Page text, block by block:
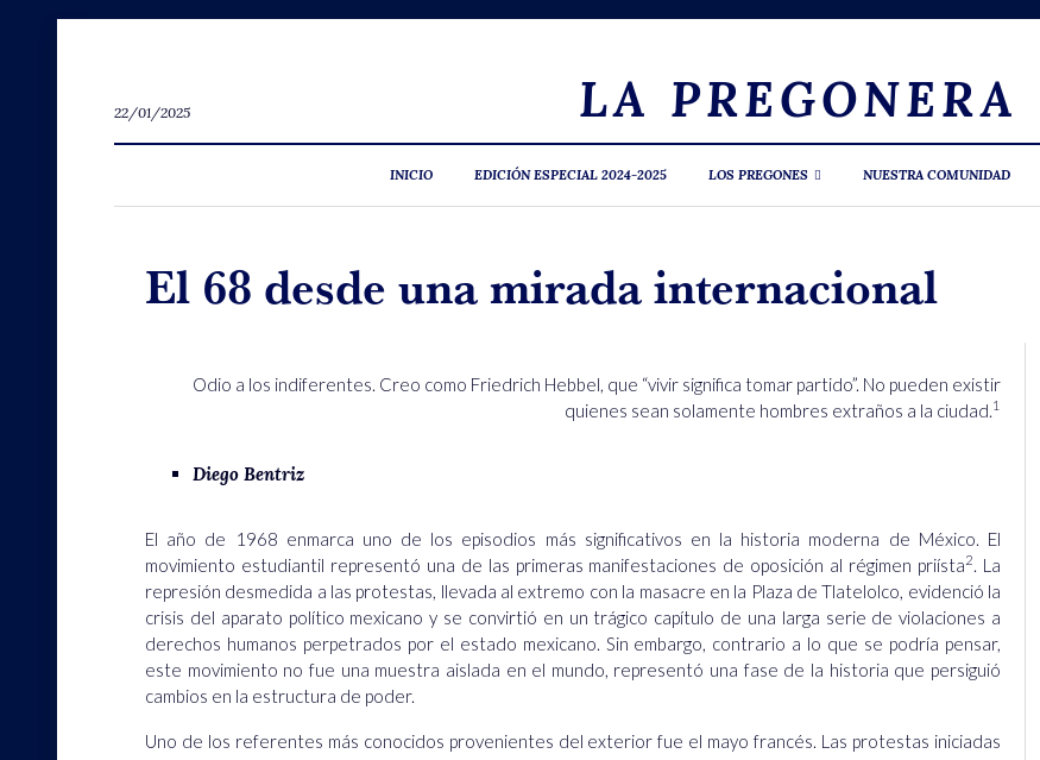
LA PREGONERA
22/01/2025
INICIO EDICIÓN ESPECIAL 2024-2025 LOS PREGONES NUESTRA COMUNIDAD
El 68 desde una mirada internacional
Odio a los indiferentes. Creo como Friedrich Hebbel, que “vivir significa tomar partido”. No pueden existir
quienes sean solamente hombres extraños a la ciudad.1
Diego Bentriz
El año de 1968 enmarca uno de los episodios más significativos en la historia moderna de México. El
movimiento estudiantil representó una de las primeras manifestaciones de oposición al régimen priísta2. La
represión desmedida a las protestas, llevada al extremo con la masacre en la Plaza de Tlatelolco, evidenció la
crisis del aparato político mexicano y se convirtió en un trágico capítulo de una larga serie de violaciones a
derechos humanos perpetrados por el estado mexicano. Sin embargo, contrario a lo que se podría pensar,
este movimiento no fue una muestra aislada en el mundo, representó una fase de la historia que persiguió
cambios en la estructura de poder.
Uno de los referentes más conocidos provenientes del exterior fue el mayo francés. Las protestas iniciadas